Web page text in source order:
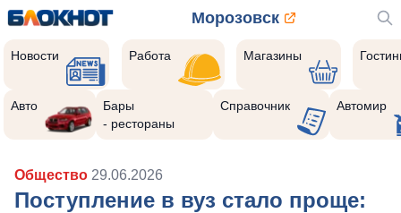
Морозовск
Новости Работа Магазины
Авто
Бары
- рестораны
Справочник Автомир
Общество 29.06.2026
Поступление в вуз стало проще: